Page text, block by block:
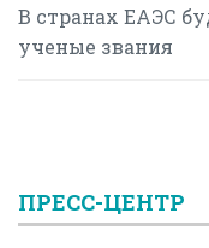
В странах ЕАЭС
ученые звания
ПРЕСС-ЦЕНТР